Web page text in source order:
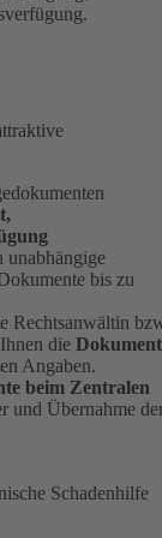
unabhängige
bis zu
Rechtsanwältin
die
Angaben.
beim Zentralen
und Übernahme
Schadenhilfe